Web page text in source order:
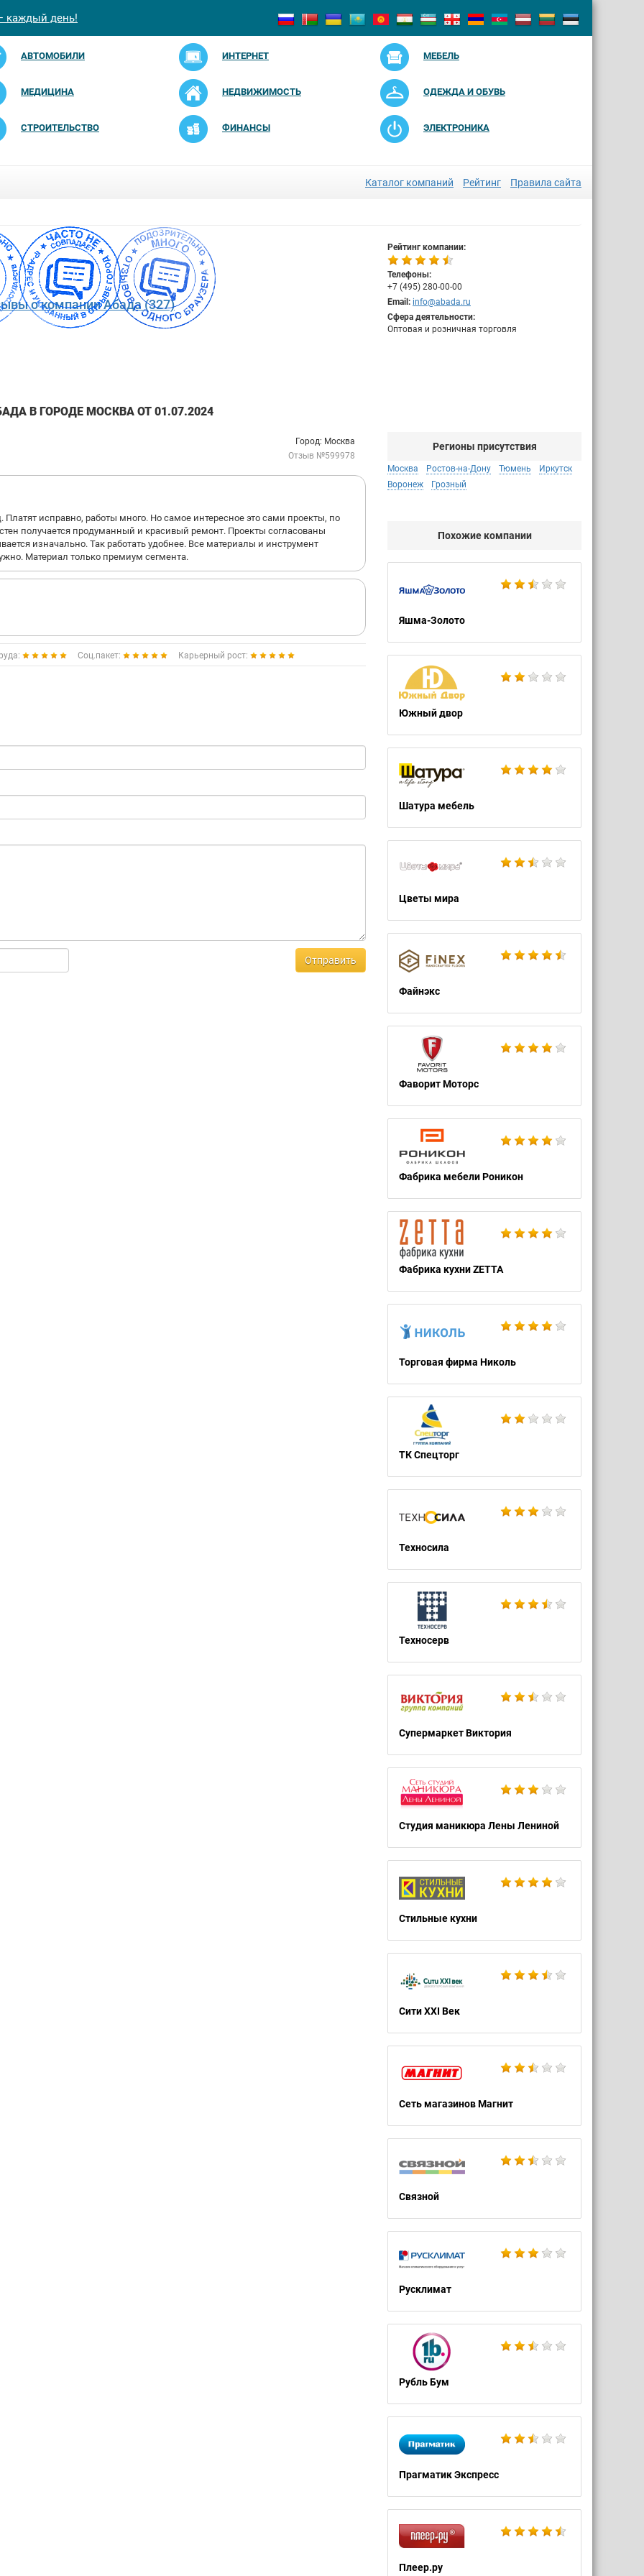
каждый день!
АВТОМОБИЛИ ИНТЕРНЕТ МЕБЕЛЬ
МЕДИЦИНА НЕДВИЖИМОСТЬ ОДЕЖДА И ОБУВЬ
СТРОИТЕЛЬСТВО ФИНАНСЫ ЭЛЕКТРОНИКА
Каталог компаний Рейтинг Правила сайта
о компании Абада (327)
Рейтинг компании:
Телефоны:
+7 (495) 280-00-00
Email: info@abada.ru
Сфера деятельности:
Оптовая и розничная торговля
В ГОРОДЕ МОСКВА ОТ 01.07.2024
Город: Москва
Отзыв №599978
исправно, работы много. Но самое интересное это сами проекты, по
получается продуманный и красивый ремонт. Проекты согласованы
изначально. Так работать удобнее. Все материалы и инструмент
Материал только премиум сегмента.
Соц.пакет: Карьерный рост:
Отправить
Регионы присутствия
Москва Ростов-на-Дону Тюмень
Иркутск
Воронеж
Грозный
Похожие компании
Яшма-Золото
Южный двор
Шатура мебель
Цветы мира
Файнэкс
Фаворит Моторс
Фабрика мебели Роникон
Фабрика кухни ZETTA
Торговая фирма Николь
ТК Спецторг
Техносила
Техносерв
Супермаркет Виктория
Студия маникюра Лены Лениной
Стильные кухни
Сити XXI Век
Сеть магазинов Магнит
Связной
Русклимат
Рубль Бум
Прагматик Экспресс
Плеер.ру